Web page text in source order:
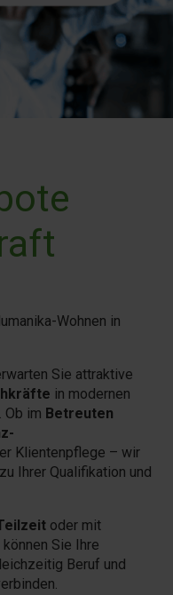
Wohnen in
Sie attraktive
in modernen
Ob im Betreuten
Klientenpflege – wir
Ihrer Qualifikation und
oder mit
Sie Ihre
Beruf und